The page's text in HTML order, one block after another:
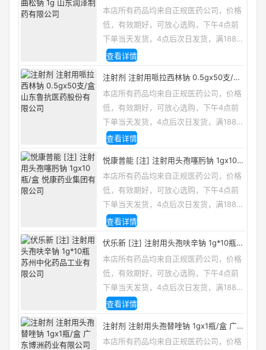
药有限公司
本店所有药品均来自正规医药公司，价格
低，有效期好，可放心选购，下午4点前
下单当天发货，4点后次日发货，满188包
邮，咨询电话/微信：13335162133
查看详情
注射剂 注射用哌拉西林钠 0.5gx50支/盒
山东鲁抗医药股份有限公司
本店所有药品均来自正规医药公司，价格
低，有效期好，可放心选购，下午4点前
下单当天发货，4点后次日发货，满188包
邮，咨询电话/微信：13335162133
查看详情
悦康普能 [注] 注射用头孢噻肟钠 1gx10
瓶/盒 悦康药业集团有限公司
本店所有药品均来自正规医药公司，价格
低，有效期好，可放心选购，下午4点前
下单当天发货，4点后次日发货，满188包
邮，咨询电话/微信：13335162133
查看详情
伏乐新 [注] 注射用头孢呋辛钠 1g*10瓶
苏州中化药品工业有限公司
本店所有药品均来自正规医药公司，价格
低，有效期好，可放心选购，下午4点前
下单当天发货，4点后次日发货，满188包
邮，咨询电话/微信：13335162133
查看详情
注射剂 注射用头孢替唑钠 1gx1瓶/盒 广东
博洲药业有限公司
本店所有药品均来自正规医药公司，价格